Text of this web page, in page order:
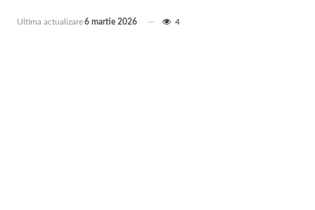
Ultima actualizare6 martie 2026 4